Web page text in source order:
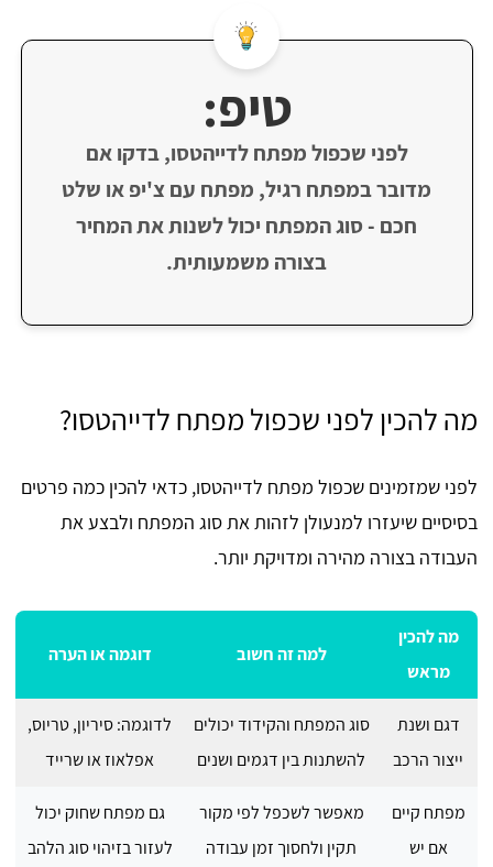
טיפ:
לפני שכפול מפתח לדייהטסו, בדקו אם
מדובר במפתח רגיל, מפתח עם צ'יפ או שלט
חכם - סוג המפתח יכול לשנות את המחיר
בצורה משמעותית.
מה להכין לפני שכפול מפתח לדייהטסו?
לפני שמזמינים שכפול מפתח לדייהטסו, כדאי להכין כמה פרטים
בסיסיים שיעזרו למנעולן לזהות את סוג המפתח ולבצע את
העבודה בצורה מהירה ומדויקת יותר.
מה להכין
מראש
למה זה חשוב דוגמה או הערה
דגם ושנת
ייצור הרכב
סוג המפתח והקידוד יכולים
להשתנות בין דגמים ושנים
לדוגמה: סיריון, טריוס,
אפלאוז או שרייד
מפתח קיים
אם יש
מאפשר לשכפל לפי מקור
תקין ולחסוך זמן עבודה
גם מפתח שחוק יכול
לעזור בזיהוי סוג הלהב